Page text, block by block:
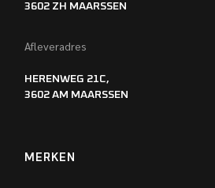
3602 ZH MAARSSEN
Afleveradres
HERENWEG 21C,
3602 AM MAARSSEN
MERKEN